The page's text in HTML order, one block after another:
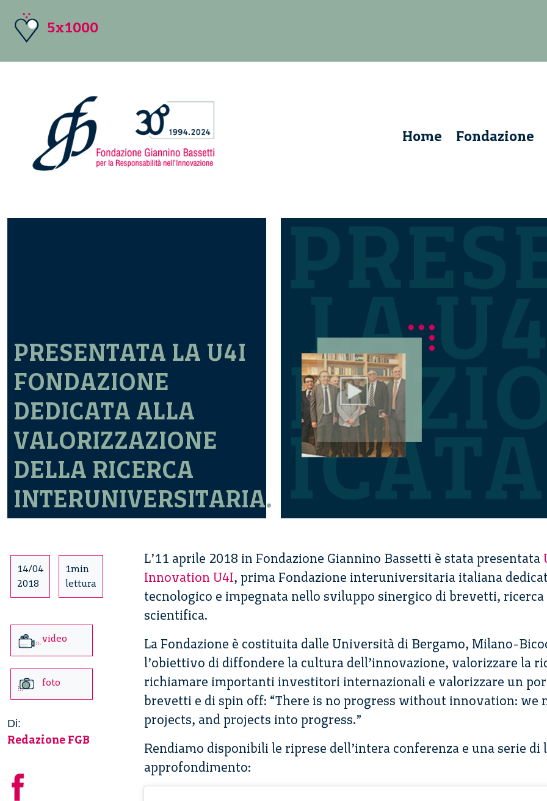
5x1000
Home Fondazione
PRESENTATA LA U4I
FONDAZIONE
DEDICATA ALLA
VALORIZZAZIONE
DELLA RICERCA
INTERUNIVERSITARIA.
14/04
2018
1min
lettura
video
foto
Di:
Redazione FGB
L’11 aprile 2018 in Fondazione Giannino Bassetti è stata presentata
Innovation U4I, prima Fondazione interuniversitaria italiana
tecnologico e impegnata nello sviluppo sinergico di brevetti,
scientifica.
La Fondazione è costituita dalle Università di Bergamo, Milano-
l’obiettivo di diffondere la cultura dell’innovazione, valorizzare la
richiamare importanti investitori internazionali e valorizzare un
brevetti e di spin off: “There is no progress without innovation: we
projects, and projects into progress.”
Rendiamo disponibili le riprese dell’intera conferenza e una serie di
approfondimento: